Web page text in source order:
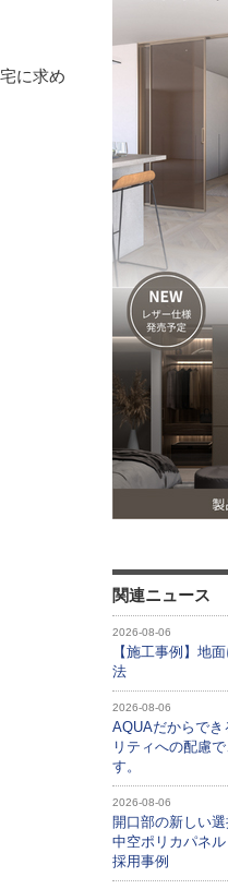
に求め
関連ニュース
2026-08-06
【施工事例】地
法
2026-08-06
AQUAだからで
リティへの配慮
す。
2026-08-06
開口部の新しい
中空ポリカパネル
採用事例